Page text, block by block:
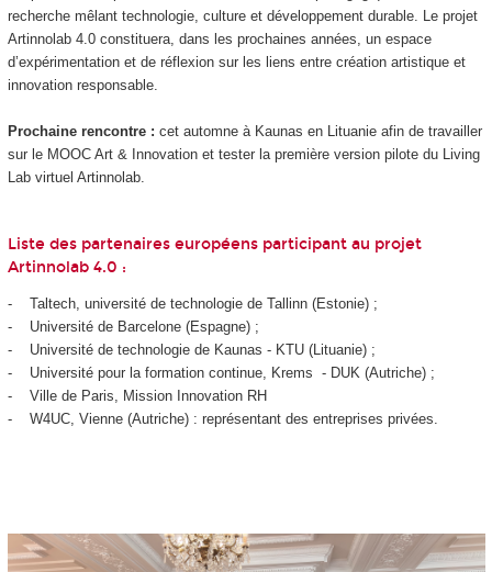
recherche mêlant technologie, culture et développement durable. Le projet
Artinnolab 4.0 constituera, dans les prochaines années, un espace
d’expérimentation et de réflexion sur les liens entre création artistique et
innovation responsable.
Prochaine rencontre : cet automne à Kaunas en Lituanie afin de travailler
sur le MOOCArt & Innovation et tester la première version pilote du Living
Lab virtuel Artinnolab.
Liste des partenaires européens participant au projet
Artinnolab 4.0 :
- Taltech, université de technologie de Tallinn (Estonie) ;
- Université de Barcelone (Espagne) ;
- Université de technologie de Kaunas - KTU (Lituanie) ;
- Université pour la formation continue, Krems - DUK (Autriche) ;
- Ville de Paris, Mission Innovation RH
- W4UC, Vienne (Autriche) : représentant des entreprises privées.